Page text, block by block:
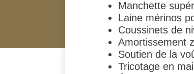
Manchette
Laine mérinos
Coussinets de
Amortissement
Soutien de la
Tricotage en